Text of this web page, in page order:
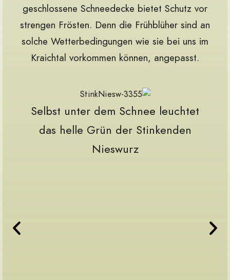
geschlossene Schneedecke bietet Schutz vor
strengen Frösten. Denn die Frühblüher sind an
solche Wetterbedingungen wie sie bei uns im
Kraichtal vorkommen können, angepasst.
Selbst unter dem Schnee leuchtet
das helle Grün der Stinkenden
Nieswurz